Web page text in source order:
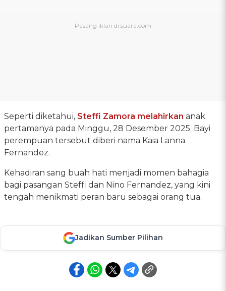
Seperti diketahui, Steffi Zamora melahirkan anak
pertamanya pada Minggu, 28 Desember 2025. Bayi
perempuan tersebut diberi nama Kaia Lanna
Fernandez.
Kehadiran sang buah hati menjadi momen bahagia
bagi pasangan Steffi dan Nino Fernandez, yang kini
tengah menikmati peran baru sebagai orang tua.
Jadikan Sumber Pilihan